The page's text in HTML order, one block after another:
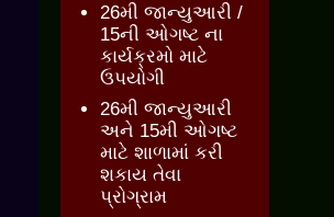
26મી જાન્યુઆરી /
15ની ઓગષ્ટ ના
કાર્યક્રમો માટે
ઉપયોગી
26મી જાન્યુઆરી
અને 15મી ઓગષ્ટ
માટે શાળામાં કરી
શકાય તેવા
પ્રોગ્રામ